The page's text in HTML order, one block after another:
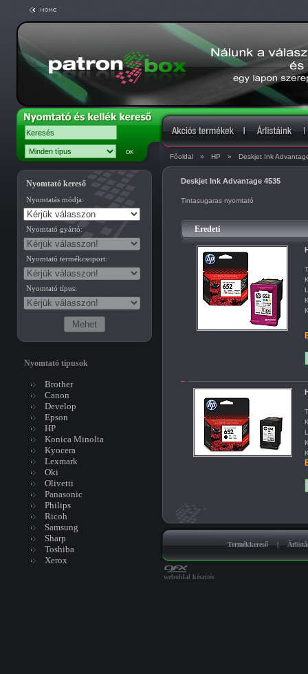
Főoldal » HP » Deskjet Ink
Nyomtató kereső
Nyomtatás módja:
Nyomtató gyártó:
Nyomtató termékcsoport:
Nyomtató típus:
Nyomtató típusok
Brother
Canon
Develop
Epson
HP
Konica Minolta
Kyocera
Lexmark
Oki
Olivetti
Panasonic
Philips
Ricoh
Samsung
Sharp
Toshiba
Xerox
Deskjet Ink Advantage 4535
Tintasugaras nyomtató
Eredeti
Termékkereső |
weboldal készítés